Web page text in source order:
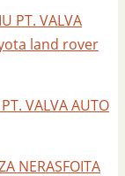
PT. VALVA
land rover
VALVA AUTO
NERASFOITA